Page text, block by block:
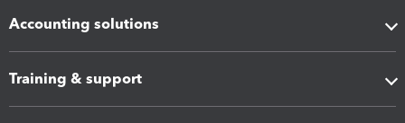
Accounting solutions
Training & support